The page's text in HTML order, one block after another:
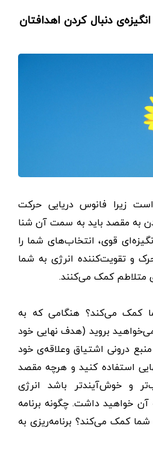
دنبال کردن اهدافتان
زیرا فانوس دریایی حرکت
به مقصد باید به سمت آن شنا
قوی، انتخاب‌های شما را
و تقویت‌کننده انرژی به شما
متلاطم کمک می‌کنند.
کمک می‌کند؟ هنگامی که به
بروید (هدف نهایی خود
درونی اشتیاق وعلاقه‌ی خود
استفاده کنید و هرچه مقصد
و خوش‌آیندتر باشد انرژی
خواهید داشت. چگونه برنامه
شما کمک می‌کند؟ برنامه‌ریزی به